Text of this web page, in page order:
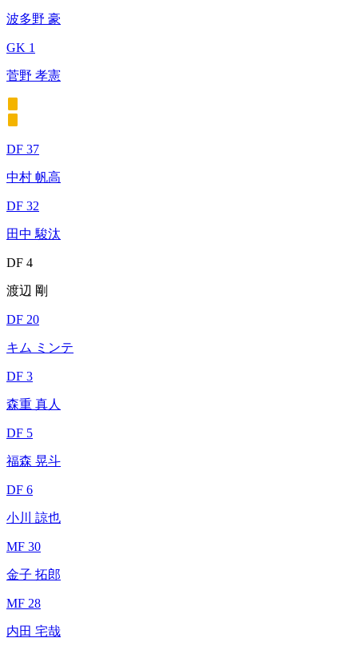
波多野 豪
GK 1
菅野 孝憲
DF 37
中村 帆高
DF 32
田中 駿汰
DF 4
渡辺 剛
DF 20
キム ミンテ
DF 3
森重 真人
DF 5
福森 晃斗
DF 6
小川 諒也
MF 30
金子 拓郎
MF 28
内田 宅哉